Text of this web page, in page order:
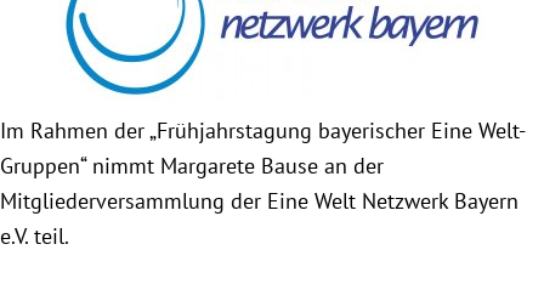
Obfrau im Ausschuss für Menschenrechte und
humanitäre Hilfe
Mein Abstimmungsverhalten
Ämter, Funktionen und Einkünfte
Im Rahmen der „Frühjahrstagung bayerischer Eine Welt-
Gruppen“ nimmt Margarete Bause an der
Mitgliederversammlung der Eine Welt Netzwerk Bayern
e.V. teil.